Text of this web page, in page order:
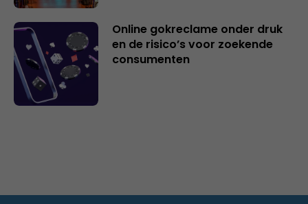
Online gokreclame onder druk
en de risico’s voor zoekende
consumenten